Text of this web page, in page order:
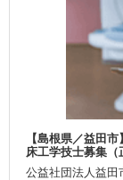
【島根県／益田
床工学技士募集（
公益社団法人益